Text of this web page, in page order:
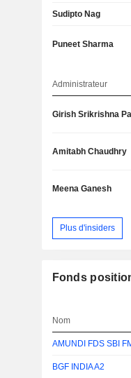
Sudipto Nag
Puneet Sharma
Administrateur
Girish Srikrishna
Amitabh Chaudhry
Meena Ganesh
Plus d'insiders
Fonds
Nom
AMUNDI FDS SBI
BGF INDIA A2